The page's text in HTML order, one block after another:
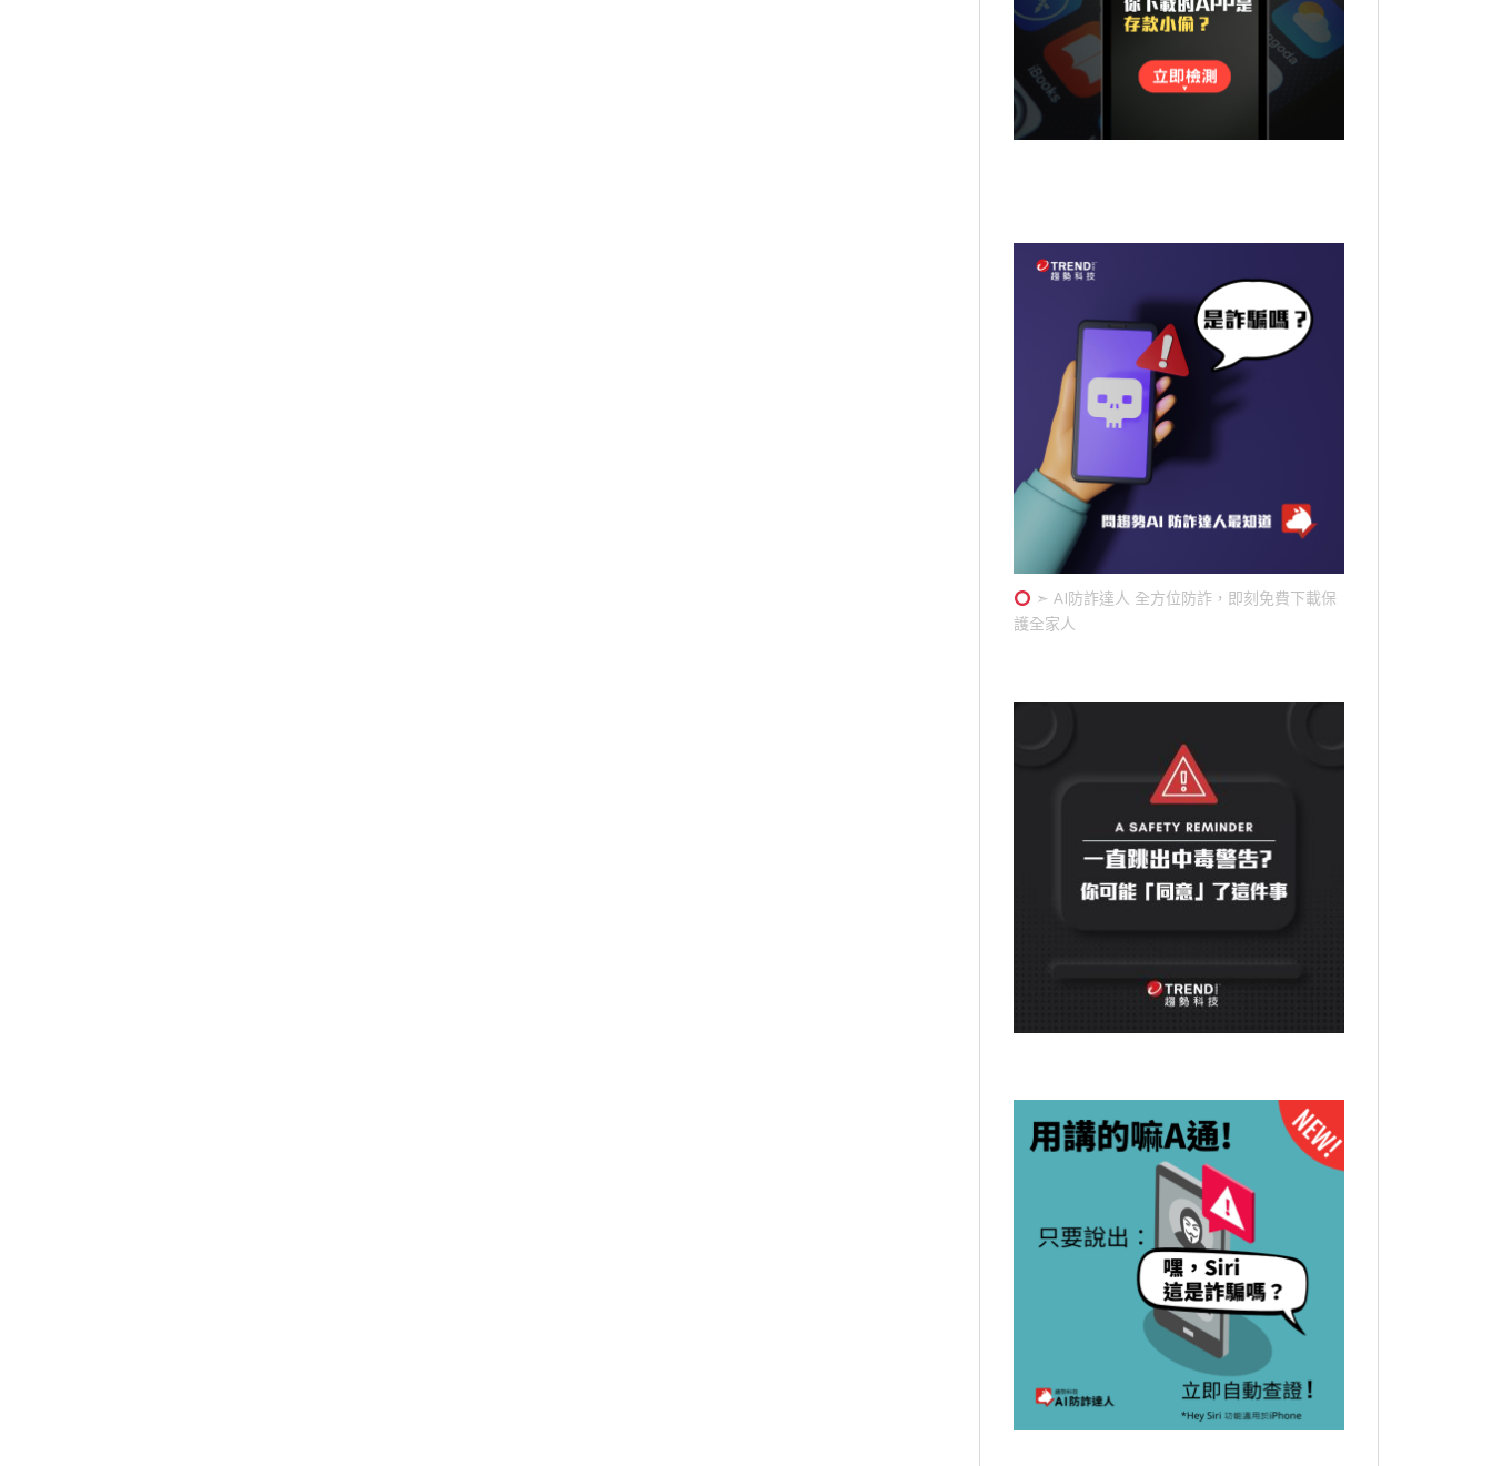
➣ AI防詐達人 全方位防詐，即刻免費下載保
護全家人